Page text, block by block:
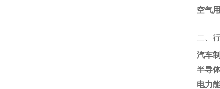
空气
二、
汽车
半导
电力